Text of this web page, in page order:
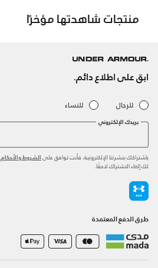
منتجات شاهدتها مؤخرًا
ابق على اطلاع دائم.
للرجال للنساء
بريدك الإلكتروني
باشتراكك بنشرتنا الإلكترونية، فأنت توافق على الشروط والأحكام
لك إلغاء الاشتراك لاحقًا.
طرق الدفع المعتمدة